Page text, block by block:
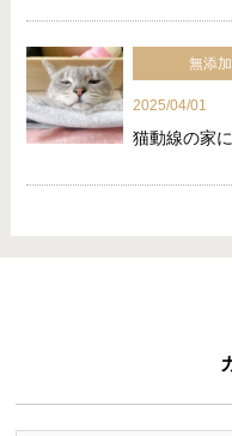
無添
2025/04/01
猫動線の家